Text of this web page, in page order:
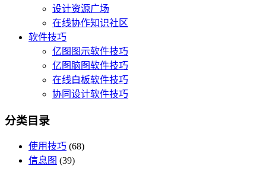
设计资源广场
在线协作知识社区
软件技巧
亿图图示软件技巧
亿图脑图软件技巧
在线白板软件技巧
协同设计软件技巧
分类目录
使用技巧 (68)
信息图 (39)